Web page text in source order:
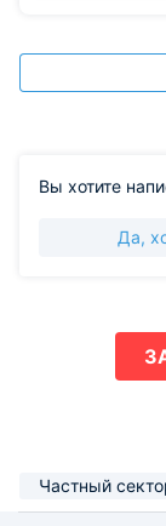
Вы хотите
Да,
Частный